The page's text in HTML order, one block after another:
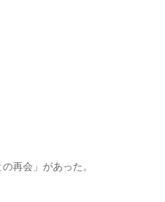
再会」があった。